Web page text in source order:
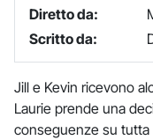
Diretto da:
Scritto da:
Jill e Kevin ricevono
Laurie prende una
conseguenze su tutta